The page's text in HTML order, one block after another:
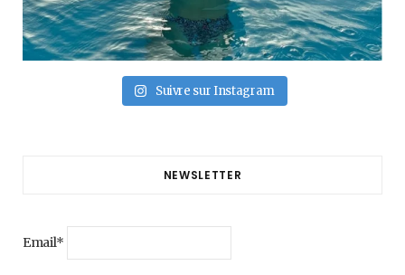
Suivre sur Instagram
NEWSLETTER
Email*